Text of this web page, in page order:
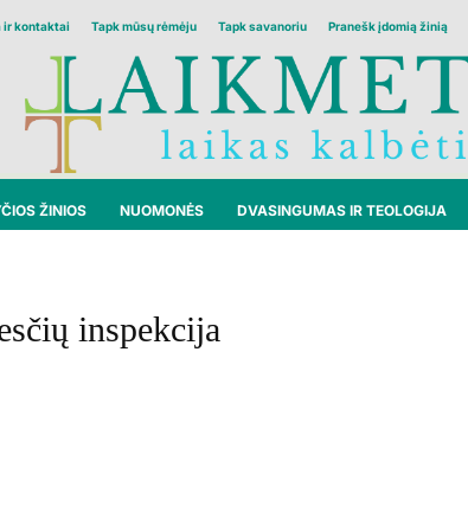
ir kontaktai Tapk mūsų rėmėju Tapk savanoriu Pranešk įdomią žinią
ŽINIOS NUOMONĖS DVASINGUMAS IR TEOLOGIJA
inspekcija